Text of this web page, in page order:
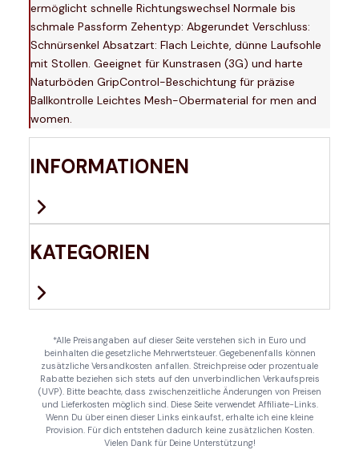
ermöglicht schnelle Richtungswechsel Normale bis
schmale Passform Zehentyp: Abgerundet Verschluss:
Schnürsenkel Absatzart: Flach Leichte, dünne Laufsohle
mit Stollen. Geeignet für Kunstrasen (3G) und harte
Naturböden GripControl-Beschichtung für präzise
Ballkontrolle Leichtes Mesh-Obermaterial for men and
women.
INFORMATIONEN
KATEGORIEN
*Alle Preisangaben auf dieser Seite verstehen sich in Euro und
beinhalten die gesetzliche Mehrwertsteuer. Gegebenenfalls können
zusätzliche Versandkosten anfallen. Streichpreise oder prozentuale
Rabatte beziehen sich stets auf den unverbindlichen Verkaufspreis
(UVP). Bitte beachte, dass zwischenzeitliche Änderungen von Preisen
und Lieferkosten möglich sind. Diese Seite verwendet Affiliate-Links.
Wenn Du über einen dieser Links einkaufst, erhalte ich eine kleine
Provision. Für dich entstehen dadurch keine zusätzlichen Kosten.
Vielen Dank für Deine Unterstützung!